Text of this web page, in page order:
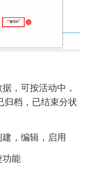
，可按活动中，
归档，已结束分状
，编辑，启用
功能